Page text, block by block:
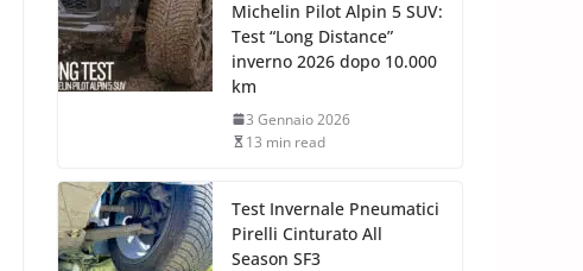
Michelin Pilot Alpin 5 SUV:
Test “Long Distance”
inverno 2026 dopo 10.000
km
3 Gennaio 2026
13 min read
Test Invernale Pneumatici
Pirelli Cinturato All
Season SF3